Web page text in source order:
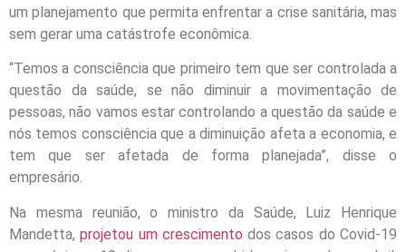
um planejamento que permita enfrentar a crise sanitária, mas
sem gerar uma catástrofe econômica.
“Temos a consciência que primeiro tem que ser controlada a
questão da saúde, se não diminuir a movimentação de
pessoas, não vamos estar controlando a questão da saúde e
nós temos consciência que a diminuição afeta a economia, e
tem que ser afetada de forma planejada”, disse o
empresário.
Na mesma reunião, o ministro da Saúde, Luiz Henrique
Mandetta,projetou um crescimento dos casos do Covid-19